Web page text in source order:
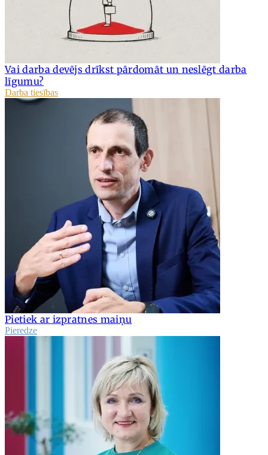
Vai darba devējs drīkst pārdomāt un neslēgt darba
līgumu?
Darba tiesības
Pietiek ar izpratnes maiņu
Pieredze